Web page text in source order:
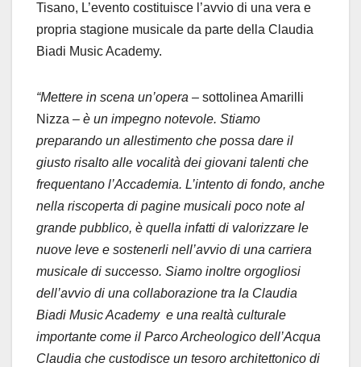
Tisano, L’evento costituisce l’avvio di una vera e
propria stagione musicale da parte della Claudia
Biadi Music Academy.
“Mettere in scena un’opera – sottolinea Amarilli
Nizza – è un impegno notevole. Stiamo
preparando un allestimento che possa dare il
giusto risalto alle vocalità dei giovani talenti che
frequentano l’Accademia. L’intento di fondo, anche
nella riscoperta di pagine musicali poco note al
grande pubblico, è quella infatti di valorizzare le
nuove leve e sostenerli nell’avvio di una carriera
musicale di successo. Siamo inoltre orgogliosi
dell’avvio di una collaborazione tra la Claudia
Biadi Music Academy e una realtà culturale
importante come il Parco Archeologico dell’Acqua
Claudia che custodisce un tesoro architettonico di